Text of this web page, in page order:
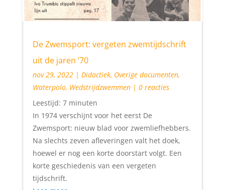
De Zwemsport: vergeten zwemtijdschrift
uit de jaren ’70
nov 29, 2022| Didactiek, Overige documenten,
Waterpolo, Wedstrijdzwemmen| 0 reacties
Leestijd: 7 minuten
In 1974 verschijnt voor het eerst De
Zwemsport: nieuw blad voor zwemliefhebbers.
Na slechts zeven afleveringen valt het doek,
hoewel er nog een korte doorstart volgt. Een
korte geschiedenis van een vergeten
tijdschrift.